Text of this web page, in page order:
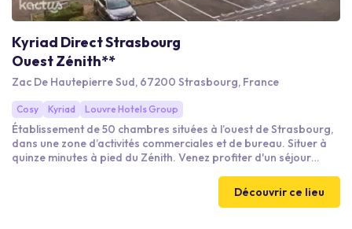
Kyriad Direct Strasbourg
Ouest Zénith**
Zac De Hautepierre Sud, 67200 Strasbourg, France
Cosy Kyriad Louvre Hotels Group
Établissement de 50 chambres situées à l’ouest de Strasbourg,
dans une zone d’activités commerciales et de bureau. Situer à
quinze minutes à pied du Zénith. Venez profiter d'un séjour
Découvrir ce lieu